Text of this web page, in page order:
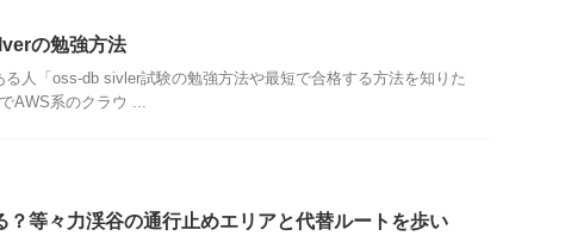
の勉強方法
人「oss-db sivler試験の勉強方法や最短で合格する方法を知りた
AWS系のクラウ ...
？等々力渓谷の通行止めエリアと代替ルートを歩い